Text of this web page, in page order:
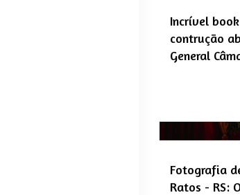
Incrível
contrução
General
Fotografia
Ratos - RS: